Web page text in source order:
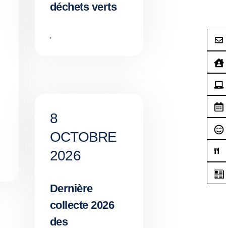
déchets verts
,
8
OCTOBRE
2026
Dernière
collecte 2026
des